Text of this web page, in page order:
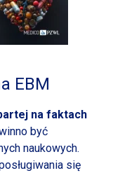
EBM
na faktach
być
naukowych.
się